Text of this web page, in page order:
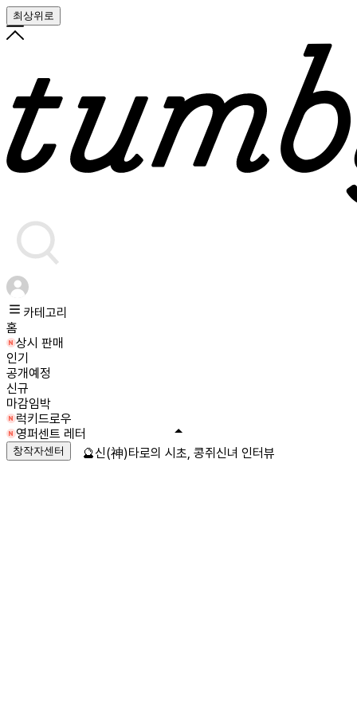
최상위로
카테고리
홈
상시 판매
인기
공개예정
신규
마감임박
럭키드로우
영퍼센트 레터
창작자센터 🔮신(神)타로의 시초, 콩쥐신녀 인터뷰